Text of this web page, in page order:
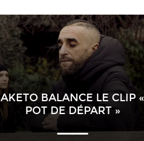
AKETO BALANCE LE CLIP «
POT DE DÉPART »